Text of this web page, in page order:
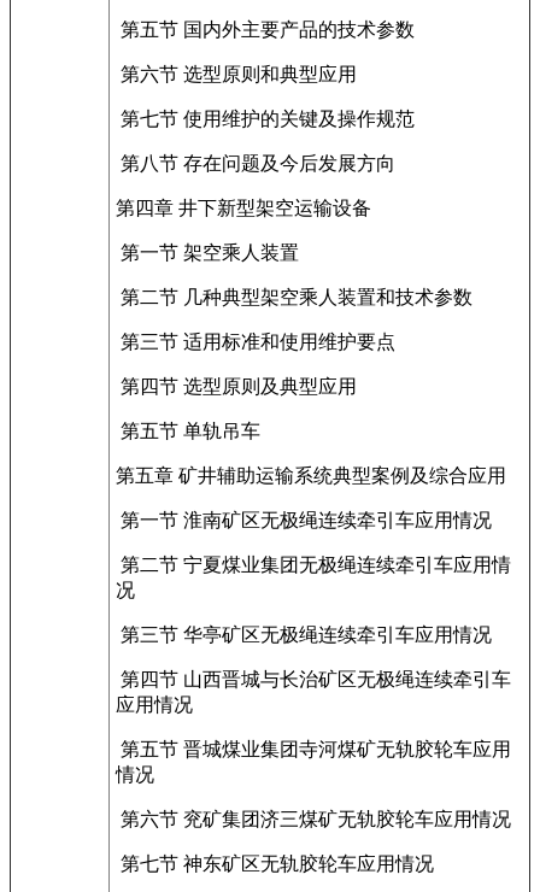
第五节 国内外主要产品的技术参数
第六节 选型原则和典型应用
第七节 使用维护的关键及操作规范
第八节 存在问题及今后发展方向
第四章 井下新型架空运输设备
第一节 架空乘人装置
第二节 几种典型架空乘人装置和技术参数
第三节 适用标准和使用维护要点
第四节 选型原则及典型应用
第五节 单轨吊车
第五章 矿井辅助运输系统典型案例及综合应用
第一节 淮南矿区无极绳连续牵引车应用情况
第二节 宁夏煤业集团无极绳连续牵引车应用情
况
第三节 华亭矿区无极绳连续牵引车应用情况
第四节 山西晋城与长治矿区无极绳连续牵引车
应用情况
第五节 晋城煤业集团寺河煤矿无轨胶轮车应用
情况
第六节 兖矿集团济三煤矿无轨胶轮车应用情况
第七节 神东矿区无轨胶轮车应用情况